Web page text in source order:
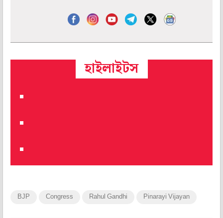
হাইলাইটস
BJP Congress Rahul Gandhi Pinarayi Vijayan